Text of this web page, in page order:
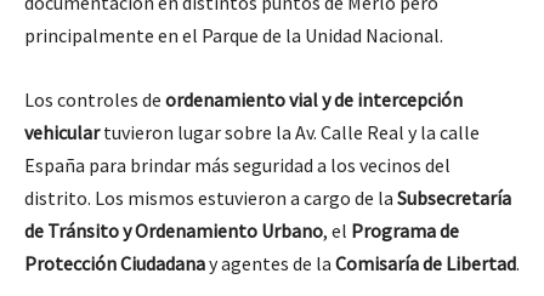
principalmente en el Parque de la Unidad Nacional.
Los controles de ordenamiento vial y de intercepción
vehiculartuvieron lugar sobre la Av. Calle Real y la calle
España para brindar más seguridad a los vecinos del
distrito. Los mismos estuvieron a cargo de la Subsecretaría
de Tránsito y Ordenamiento Urbano, el Programa de
Protección Ciudadanay agentes de la Comisaría de Libertad.